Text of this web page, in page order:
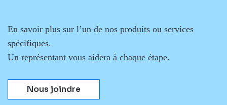
En savoir plus sur l’un de nos produits ou services
spécifiques.
Un représentant vous aidera à chaque étape.
Nous joindre